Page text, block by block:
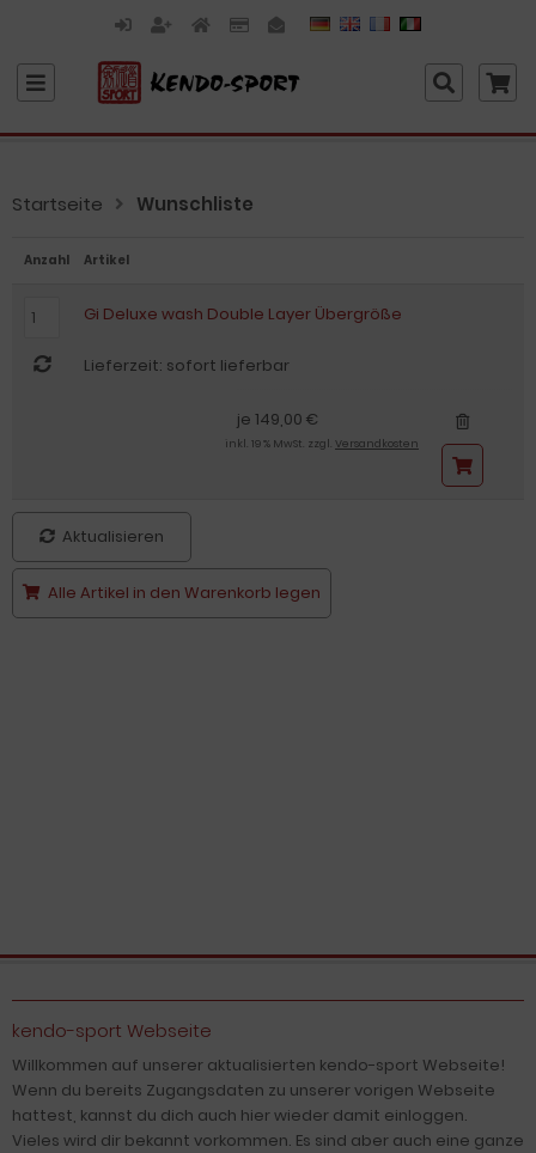
Startseite Wunschliste
Anzahl Artikel
Gi Deluxe wash Double Layer Übergröße
Lieferzeit: sofort lieferbar
je 149,00 €
inkl. 19 % MwSt. zzgl. Versandkosten
Aktualisieren
Alle Artikel in den Warenkorb legen
kendo-sport Webseite
Willkommen auf unserer aktualisierten kendo-sport Webseite!
Wenn du bereits Zugangsdaten zu unserer vorigen Webseite
hattest, kannst du dich auch hier wieder damit einloggen.
Vieles wird dir bekannt vorkommen. Es sind aber auch eine ganze